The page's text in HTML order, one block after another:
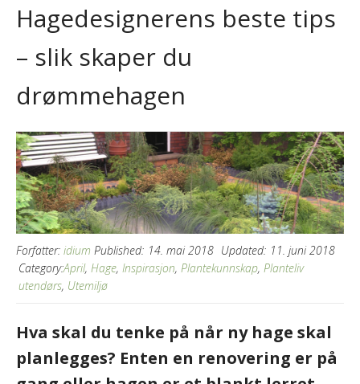
Hagedesignerens beste tips
– slik skaper du
drømmehagen
Forfatter: idium Published: 14. mai 2018 Updated: 11. juni 2018
Category:April, Hage, Inspirasjon, Plantekunnskap, Planteliv
utendørs, Utemiljø
Hva skal du tenke på når ny hage skal
planlegges? Enten en renovering er på